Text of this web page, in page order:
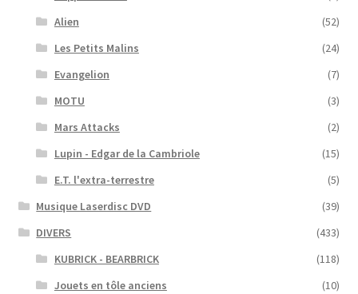
Alien
(52)
Les Petits Malins
(24)
Evangelion
(7)
MOTU
(3)
Mars Attacks
(2)
Lupin - Edgar de la Cambriole
(15)
E.T. l'extra-terrestre
(5)
Musique Laserdisc DVD
(39)
DIVERS
(433)
KUBRICK - BEARBRICK
(118)
Jouets en tôle anciens
(10)